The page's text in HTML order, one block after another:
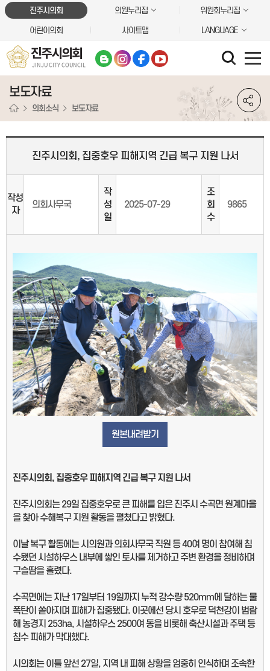
본문바로가기진주시의회 의원누리집 위원회누리집
어린이의회 사이트맵 LANGUAGE
진주시의회
JINJU CITY COUNCIL
보도자료
의회소식 보도자료
진주시의회, 집중호우 피해지역 긴급 복구 지원 나서
작성
자
의회사무국
작
성
일
2025-07-29
조
회
수
9865
원본내려받기
진주시의회, 집중호우 피해지역 긴급 복구 지원 나서
진주시의회는 29일 집중호우로 큰 피해를 입은 진주시 수곡면 원계마을
을 찾아 수해복구 지원 활동을 펼쳤다고 밝혔다.
이날 복구 활동에는 시의원과 의회사무국 직원 등 40여 명이 참여해 침
수됐던 시설하우스 내부에 쌓인 토사를 제거하고 주변 환경을 정비하며
구슬땀을 흘렸다.
수곡면에는 지난 17일부터 19일까지 누적 강수량 520mm에 달하는 물
폭탄이 쏟아지며 피해가 집중됐다. 이곳에선 당시 호우로 덕천강이 범람
해 농경지 253ha, 시설하우스 2500여 동을 비롯해 축산시설과 주택 등
침수 피해가 막대했다.
시의회는 이틀 앞선 27일, 지역 내 피해 상황을 엄중히 인식하며 조속한